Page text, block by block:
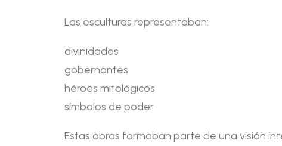
Las esculturas representaban:
divinidades
gobernantes
héroes mitológicos
símbolos de poder
Estas obras formaban parte de una visión